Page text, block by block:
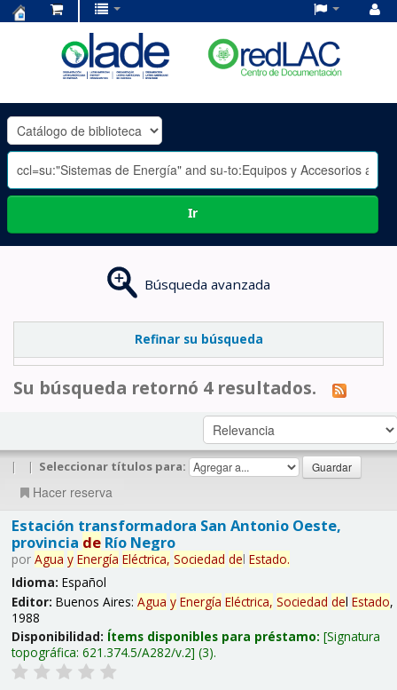
OLADE
-
Ir
Búsqueda avanzada
Refinar su búsqueda
Su búsqueda retornó 4 resultados.
| | Seleccionar títulos para:
Hacer reserva
Estación transformadora San Antonio Oeste,
provincia deRío Negro
por Agua y Energía Eléctrica, Sociedad del Estado.
Idioma: Español
Editor: Buenos Aires: Agua y Energía Eléctrica, Sociedad del Estado,
1988
Disponibilidad: Ítems disponibles para préstamo: Signatura
topográfica: 621.374.5/A282/v.2 (3).